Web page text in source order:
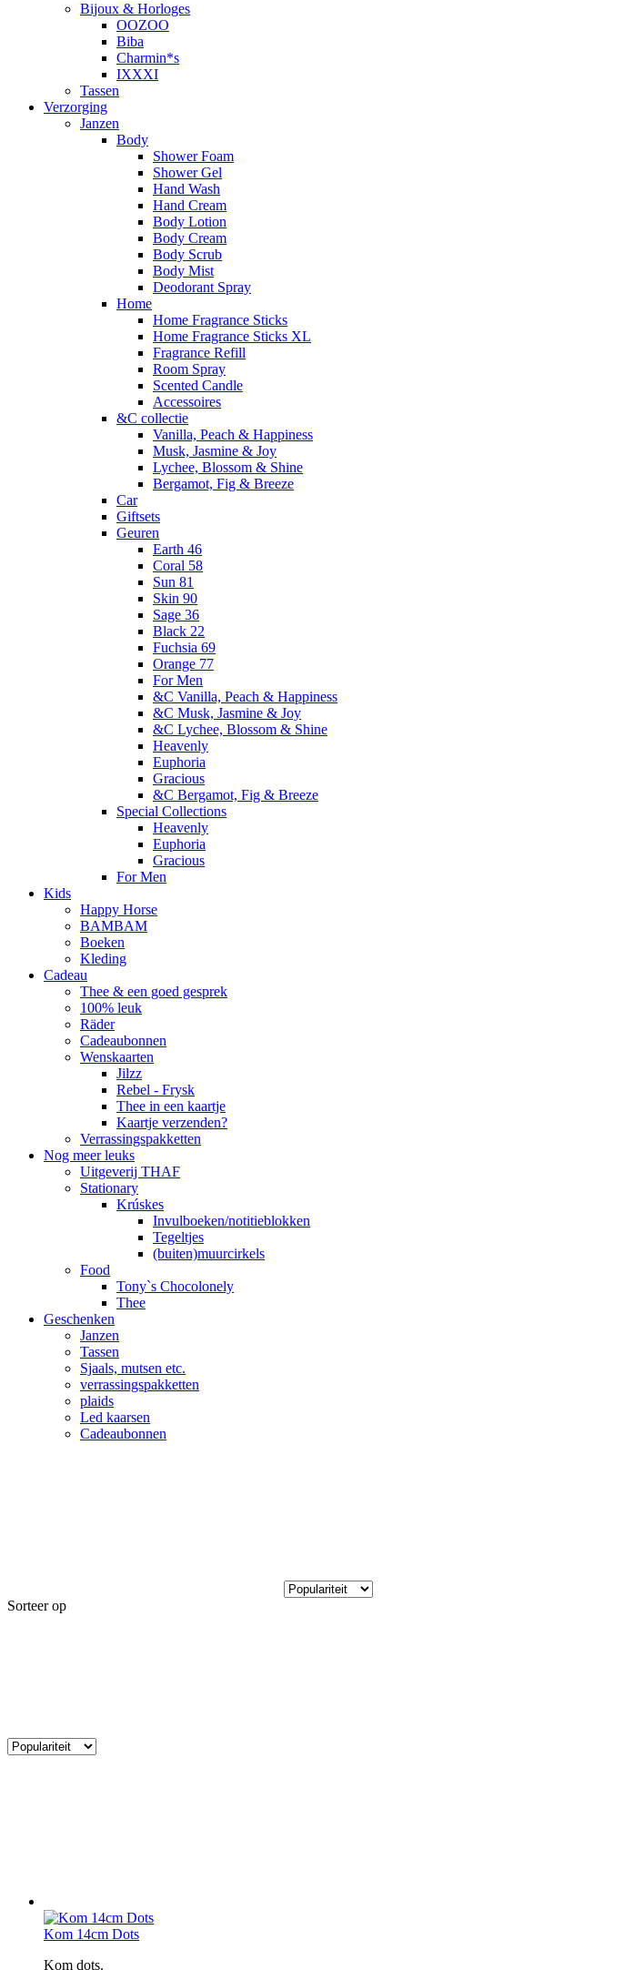
Bijoux & Horloges
OOZOO
Biba
Charmin*s
IXXXI
Tassen
Verzorging
Janzen
Body
Shower Foam
Shower Gel
Hand Wash
Hand Cream
Body Lotion
Body Cream
Body Scrub
Body Mist
Deodorant Spray
Home
Home Fragrance Sticks
Home Fragrance Sticks XL
Fragrance Refill
Room Spray
Scented Candle
Accessoires
&C collectie
Vanilla, Peach & Happiness
Musk, Jasmine & Joy
Lychee, Blossom & Shine
Bergamot, Fig & Breeze
Car
Giftsets
Geuren
Earth 46
Coral 58
Sun 81
Skin 90
Sage 36
Black 22
Fuchsia 69
Orange 77
For Men
&C Vanilla, Peach & Happiness
&C Musk, Jasmine & Joy
&C Lychee, Blossom & Shine
Heavenly
Euphoria
Gracious
&C Bergamot, Fig & Breeze
Special Collections
Heavenly
Euphoria
Gracious
For Men
Kids
Happy Horse
BAMBAM
Boeken
Kleding
Cadeau
Thee & een goed gesprek
100% leuk
Räder
Cadeaubonnen
Wenskaarten
Jilzz
Rebel - Frysk
Thee in een kaartje
Kaartje verzenden?
Verrassingspakketten
Nog meer leuks
Uitgeverij THAF
Stationary
Krúskes
Invulboeken/notitieblokken
Tegeltjes
(buiten)muurcirkels
Food
Tony`s Chocolonely
Thee
Geschenken
Janzen
Tassen
Sjaals, mutsen etc.
verrassingspakketten
plaids
Led kaarsen
Cadeaubonnen
Sorteer op
Kom 14cm Dots
Kom dots.